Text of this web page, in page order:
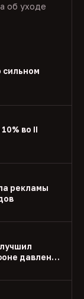
об уходе
сильном
во II
рекламы
давления